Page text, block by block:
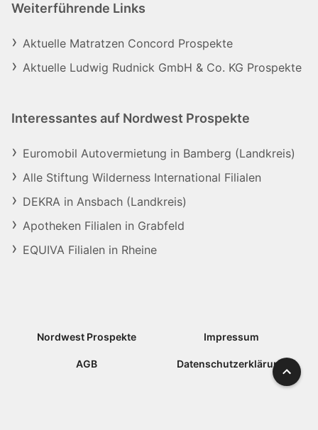
Weiterführende Links
Aktuelle Matratzen Concord Prospekte
Aktuelle Ludwig Rudnick GmbH & Co. KG Prospekte
Interessantes auf Nordwest Prospekte
Euromobil Autovermietung in Bamberg (Landkreis)
Alle Stiftung Wilderness International Filialen
DEKRA in Ansbach (Landkreis)
Apotheken Filialen in Grabfeld
EQUIVA Filialen in Rheine
Nordwest Prospekte Impressum
AGB Datenschutzerklärung Nach